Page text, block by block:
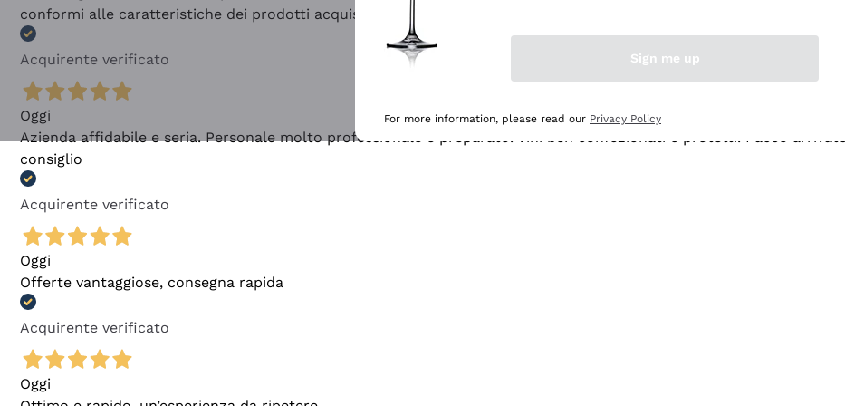
conformi alle caratteristiche dei prodotti acquistati
Acquirente verificato
Oggi
Azienda affidabile e seria. Personale molto professionale e preparato. Vini ben confezionati e protetti. Pacco
consiglio
Acquirente verificato
Oggi
Offerte vantaggiose, consegna rapida
Acquirente verificato
Oggi
Sign me up
For more information, please read our Privacy Policy